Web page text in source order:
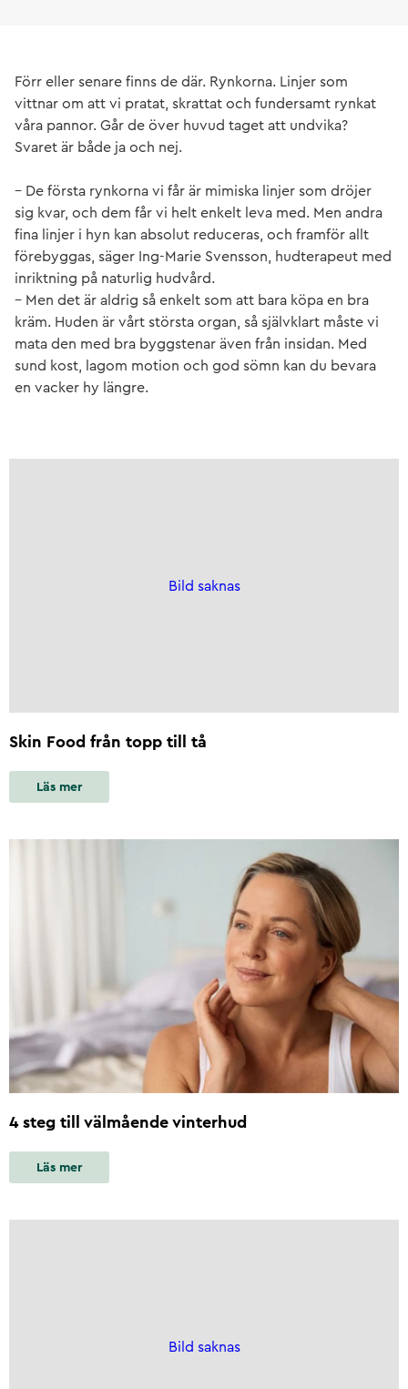
Förr eller senare finns de där. Rynkorna. Linjer som
vittnar om att vi pratat, skrattat och fundersamt rynkat
våra pannor. Går de över huvud taget att undvika?
Svaret är både ja och nej.
– De första rynkorna vi får är mimiska linjer som dröjer
sig kvar, och dem får vi helt enkelt leva med. Men andra
fina linjer i hyn kan absolut reduceras, och framför allt
förebyggas, säger Ing-Marie Svensson, hudterapeut med
inriktning på naturlig hudvård.
– Men det är aldrig så enkelt som att bara köpa en bra
kräm. Huden är vårt största organ, så självklart måste vi
mata den med bra byggstenar även från insidan. Med
sund kost, lagom motion och god sömn kan du bevara
en vacker hy längre.
Bild saknas
Skin Food från topp till tå
Läs mer
4 steg till välmående vinterhud
Läs mer
Bild saknas